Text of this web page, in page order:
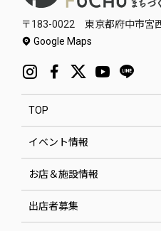
〒183-0022 東京都府中市宮
Google Maps
TOP
イベント情報
お店＆施設情報
出店者募集